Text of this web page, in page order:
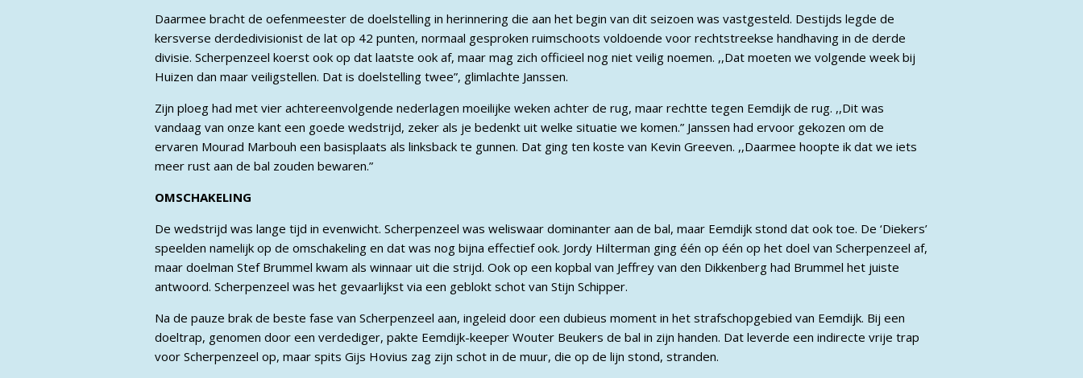
Daarmee bracht de oefenmeester de doelstelling in herinnering die aan het begin van dit seizoen was vastgesteld. Destijds legde de
kersverse derdedivisionist de lat op 42 punten, normaal gesproken ruimschoots voldoende voor rechtstreekse handhaving in de derde
divisie. Scherpenzeel koerst ook op dat laatste ook af, maar mag zich officieel nog niet veilig noemen. ,,Dat moeten we volgende week bij
Huizen dan maar veiligstellen. Dat is doelstelling twee”, glimlachte Janssen.
Zijn ploeg had met vier achtereenvolgende nederlagen moeilijke weken achter de rug, maar rechtte tegen Eemdijk de rug. ,,Dit was
vandaag van onze kant een goede wedstrijd, zeker als je bedenkt uit welke situatie we komen.” Janssen had ervoor gekozen om de
ervaren Mourad Marbouh een basisplaats als linksback te gunnen. Dat ging ten koste van Kevin Greeven. ,,Daarmee hoopte ik dat we iets
meer rust aan de bal zouden bewaren.”
OMSCHAKELING
De wedstrijd was lange tijd in evenwicht. Scherpenzeel was weliswaar dominanter aan de bal, maar Eemdijk stond dat ook toe. De ‘Diekers’
speelden namelijk op de omschakeling en dat was nog bijna effectief ook. Jordy Hilterman ging één op één op het doel van Scherpenzeel af,
maar doelman Stef Brummel kwam als winnaar uit die strijd. Ook op een kopbal van Jeffrey van den Dikkenberg had Brummel het juiste
antwoord. Scherpenzeel was het gevaarlijkst via een geblokt schot van Stijn Schipper.
Na de pauze brak de beste fase van Scherpenzeel aan, ingeleid door een dubieus moment in het strafschopgebied van Eemdijk. Bij een
doeltrap, genomen door een verdediger, pakte Eemdijk-keeper Wouter Beukers de bal in zijn handen. Dat leverde een indirecte vrije trap
voor Scherpenzeel op, maar spits Gijs Hovius zag zijn schot in de muur, die op de lijn stond, stranden.